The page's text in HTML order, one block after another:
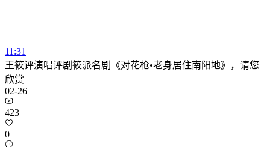
11:31
王筱评演唱评剧筱派名剧《对花枪•老身居住南阳地》，请您
欣赏
02-26
423
0